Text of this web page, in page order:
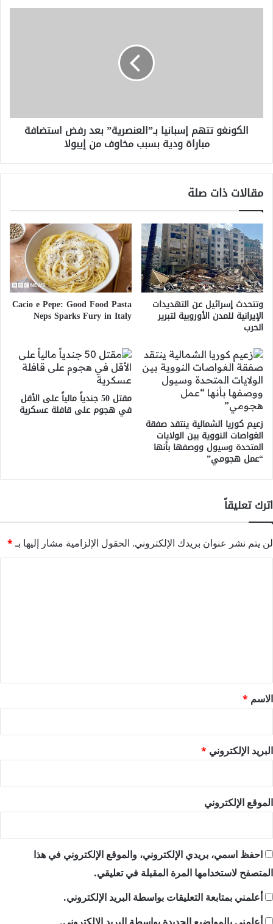
ودية
بسبب
إيبولا
الكونغو تتهم إسبانيا بـ”العنصرية” بعد رفض استضافة
مباراة ودية بسبب مخاوف من إيبولا
مقالات ذات صلة
وتتحدث إسرائيل عن التهديدات
الإيرانية للمدن الأوروبية لتبرير
الحرب
Cacio e Pepe: Good Food Pasta
Neps Sparks Fury in Italy
زعيم كوريا الشمالية ينتقد صفقة
الغواصات النووية بين الولايات
المتحدة وسيول ووصفها بأنها
“عمل هجومي”
مقتل 50 جندياً مالياً على الأقل
في هجوم على قافلة عسكرية
اترك تعليقاً
لن يتم نشر عنوان بريدك الإلكتروني. الحقول الإلزامية مشار إليها بـ*
*
الاسم *
البريد الإلكتروني *
الموقع الإلكتروني
احفظ اسمي، بريدي الإلكتروني، والموقع الإلكتروني في هذا
المتصفح لاستخدامها المرة المقبلة في تعليقي.
أعلمني بمتابعة التعليقات بواسطة البريد الإلكتروني.